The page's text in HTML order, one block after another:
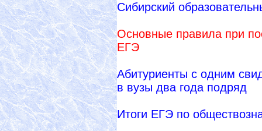
Сибирский
Основные правила при
ЕГЭ
Абитуриенты с одним
в вузы два года подряд
Итоги ЕГЭ по